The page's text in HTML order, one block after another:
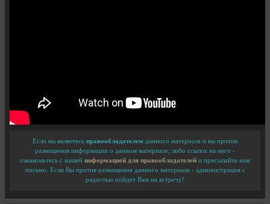
Если вы являетесь правообладателем данного материала и вы против
размещения информации о данном материале, либо ссылок на него -
ознакомьтесь с нашей информацией для правообладателей и присылайте нам
письмо. Если Вы против размещения данного материала - администрация с
радостью пойдет Вам на встречу!